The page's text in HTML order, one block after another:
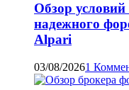
Обзор
надежного
Alpari
03/08/20261